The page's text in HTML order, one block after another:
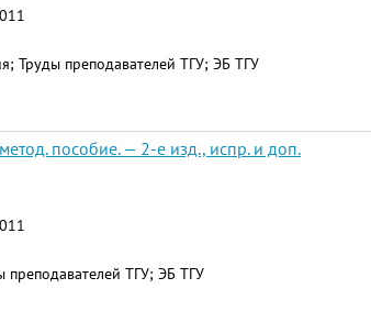
Труды преподавателей ТГУ; ЭБ ТГУ
пособие. — 2-е изд., испр. и доп.
ТГУ; ЭБ ТГУ